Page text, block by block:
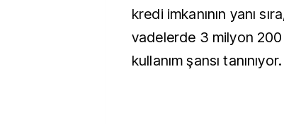
kredi imkanının yanı
vadelerde 3 milyon
kullanım şansı tanınıyor.